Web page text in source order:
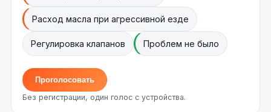
Расход масла при агрессивной езде
Регулировка клапанов Проблем не было
Проголосовать
Без регистрации, один голос с устройства.